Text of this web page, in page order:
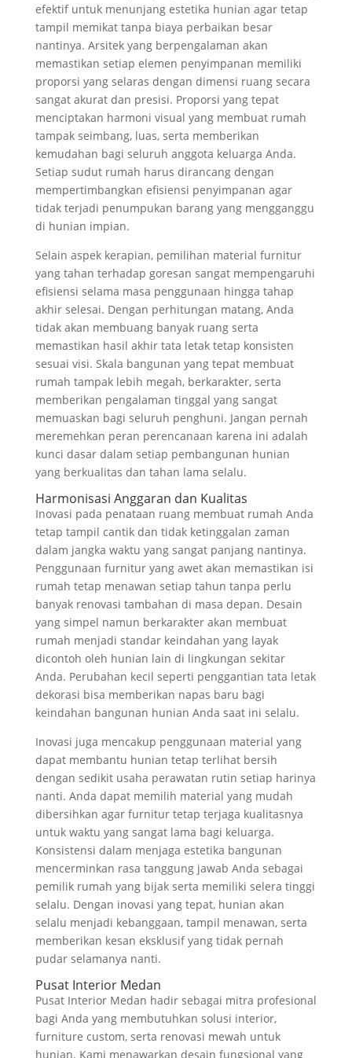
efektif untuk menunjang estetika hunian agar tetap
tampil memikat tanpa biaya perbaikan besar
nantinya. Arsitek yang berpengalaman akan
memastikan setiap elemen penyimpanan memiliki
proporsi yang selaras dengan dimensi ruang secara
sangat akurat dan presisi. Proporsi yang tepat
menciptakan harmoni visual yang membuat rumah
tampak seimbang, luas, serta memberikan
kemudahan bagi seluruh anggota keluarga Anda.
Setiap sudut rumah harus dirancang dengan
mempertimbangkan efisiensi penyimpanan agar
tidak terjadi penumpukan barang yang mengganggu
di hunian impian.
Selain aspek kerapian, pemilihan material furnitur
yang tahan terhadap goresan sangat mempengaruhi
efisiensi selama masa penggunaan hingga tahap
akhir selesai. Dengan perhitungan matang, Anda
tidak akan membuang banyak ruang serta
memastikan hasil akhir tata letak tetap konsisten
sesuai visi. Skala bangunan yang tepat membuat
rumah tampak lebih megah, berkarakter, serta
memberikan pengalaman tinggal yang sangat
memuaskan bagi seluruh penghuni. Jangan pernah
meremehkan peran perencanaan karena ini adalah
kunci dasar dalam setiap pembangunan hunian
yang berkualitas dan tahan lama selalu.
Harmonisasi Anggaran dan Kualitas
Inovasi pada penataan ruang membuat rumah Anda
tetap tampil cantik dan tidak ketinggalan zaman
dalam jangka waktu yang sangat panjang nantinya.
Penggunaan furnitur yang awet akan memastikan isi
rumah tetap menawan setiap tahun tanpa perlu
banyak renovasi tambahan di masa depan. Desain
yang simpel namun berkarakter akan membuat
rumah menjadi standar keindahan yang layak
dicontoh oleh hunian lain di lingkungan sekitar
Anda. Perubahan kecil seperti penggantian tata letak
dekorasi bisa memberikan napas baru bagi
keindahan bangunan hunian Anda saat ini selalu.
Inovasi juga mencakup penggunaan material yang
dapat membantu hunian tetap terlihat bersih
dengan sedikit usaha perawatan rutin setiap harinya
nanti. Anda dapat memilih material yang mudah
dibersihkan agar furnitur tetap terjaga kualitasnya
untuk waktu yang sangat lama bagi keluarga.
Konsistensi dalam menjaga estetika bangunan
mencerminkan rasa tanggung jawab Anda sebagai
pemilik rumah yang bijak serta memiliki selera tinggi
selalu. Dengan inovasi yang tepat, hunian akan
selalu menjadi kebanggaan, tampil menawan, serta
memberikan kesan eksklusif yang tidak pernah
pudar selamanya nanti.
Pusat Interior Medan
Pusat Interior Medan hadir sebagai mitra profesional
bagi Anda yang membutuhkan solusi interior,
furniture custom, serta renovasi mewah untuk
hunian. Kami menawarkan desain fungsional yang